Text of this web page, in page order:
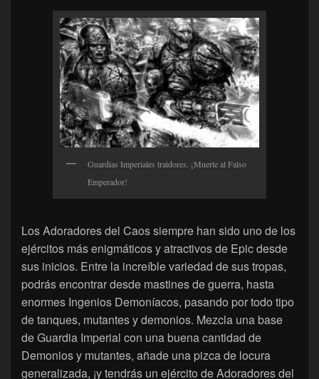
Guardias Imperiales traidores. ¡Muerte al Falso
Emperador!
Los Adoradores del Caos siempre han sido uno de los
ejércitos más enigmáticos y atractivos de Epic desde
sus inicios. Entre la increíble variedad de sus tropas,
podrás encontrar desde mastines de guerra, hasta
enormes Ingenios Demoníacos, pasando por todo tipo
de tanques, mutantes y demonios. Mezcla una base
de Guardia Imperial con una buena cantidad de
Demonios y mutantes, añade una pizca de locura
generalizada, ¡y tendrás un ejército de Adoradores del